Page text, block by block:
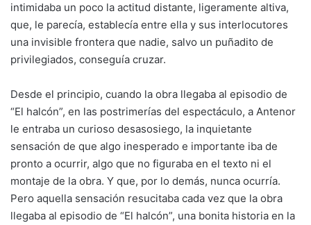
intimidaba un poco la actitud distante, ligeramente altiva,
que, le parecía, establecía entre ella y sus interlocutores
una invisible frontera que nadie, salvo un puñadito de
privilegiados, conseguía cruzar.
Desde el principio, cuando la obra llegaba al episodio de
“El halcón”, en las postrimerías del espectáculo, a Antenor
le entraba un curioso desasosiego, la inquietante
sensación de que algo inesperado e importante iba de
pronto a ocurrir, algo que no figuraba en el texto ni el
montaje de la obra. Y que, por lo demás, nunca ocurría.
Pero aquella sensación resucitaba cada vez que la obra
llegaba al episodio de “El halcón”, una bonita historia en la